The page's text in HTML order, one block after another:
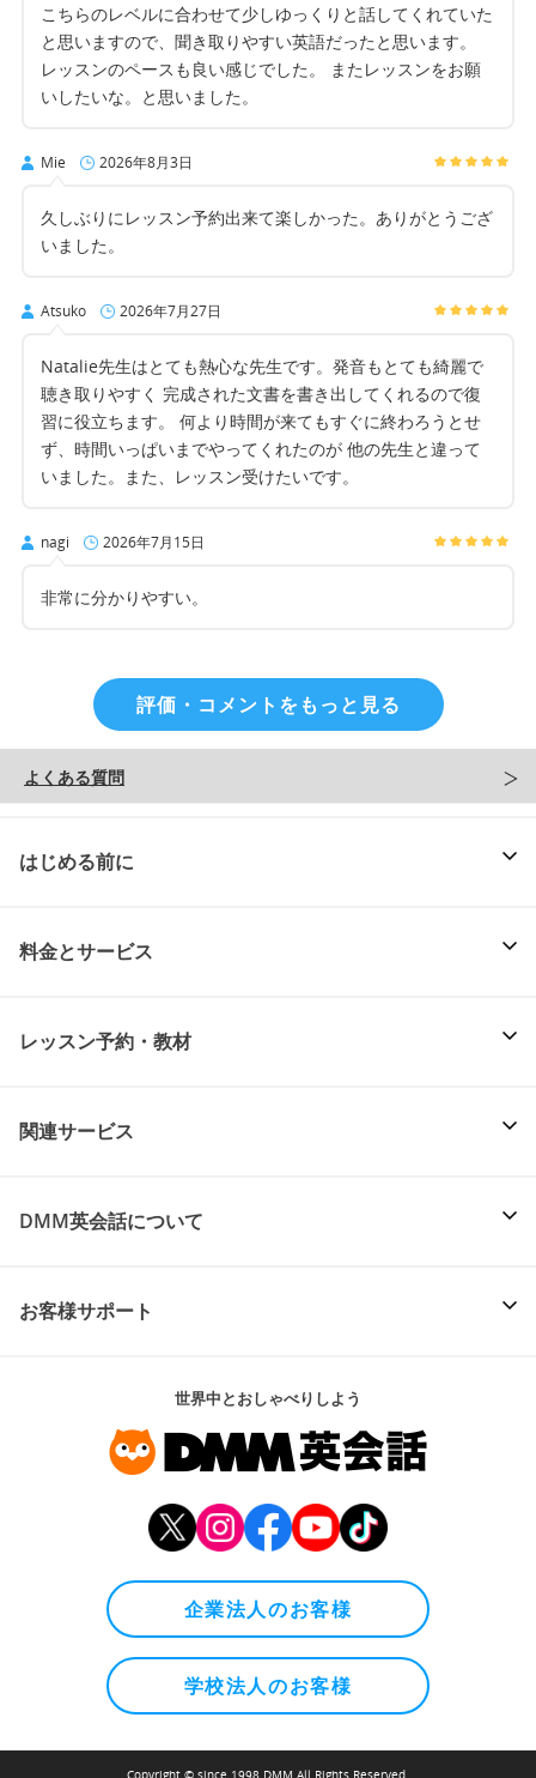
こちらのレベルに合わせて少しゆっくりと話してくれていた
と思いますので、聞き取りやすい英語だったと思います。
レッスンのペースも良い感じでした。 またレッスンをお願
いしたいな。と思いました。
Mie 2026年8月3日
久しぶりにレッスン予約出来て楽しかった。ありがとうござ
いました。
Atsuko 2026年7月27日
Natalie先生はとても熱心な先生です。発音もとても綺麗で
聴き取りやすく 完成された文書を書き出してくれるので復
習に役立ちます。 何より時間が来てもすぐに終わろうとせ
ず、時間いっぱいまでやってくれたのが 他の先生と違って
いました。また、レッスン受けたいです。
nagi 2026年7月15日
非常に分かりやすい。
評価・コメントをもっと見る
よくある質問
はじめる前に
料金とサービス
レッスン予約・教材
関連サービス
DMM英会話について
お客様サポート
世界中とおしゃべりしよう
企業法人のお客様
学校法人のお客様
Copyright © since 1998 DMM All Rights Reserved.